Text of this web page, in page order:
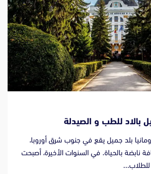
بالاد للطب و الصيدلة
بلد جميل يقع في جنوب شرق أوروبا،
نابضة بالحياة. في السنوات الأخيرة، أصبحت